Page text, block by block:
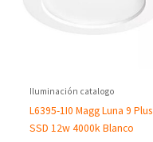
Iluminación catalogo
L6395-1I0 Magg Luna 9 Plus
SSD 12w 4000k Blanco